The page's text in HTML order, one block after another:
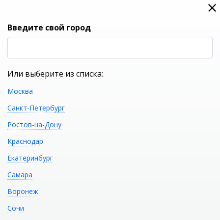
0
Каталог разделов сантехники
магазина Сантехмега в Ростове-
Введите свой город
Или выберите из списка:
Москва
Санкт-Петербург
Ростов-на-Дону
Краснодар
Екатеринбург
Самара
Воронеж
Сочи